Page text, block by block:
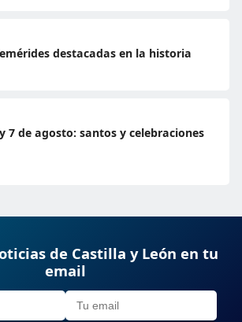
destacadas en la historia
7 de agosto: santos y celebraciones
de Castilla y León en tu
email